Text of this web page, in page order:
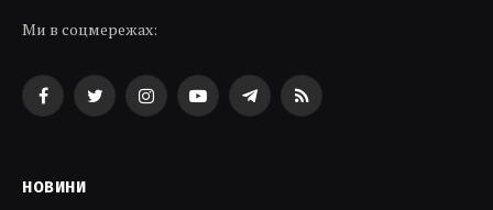
Ми в соцмережах:
FacebookTwitterInstagramYouTubeTelegramRSS
НОВИНИ